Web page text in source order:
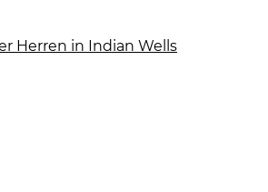
Herren in Indian Wells